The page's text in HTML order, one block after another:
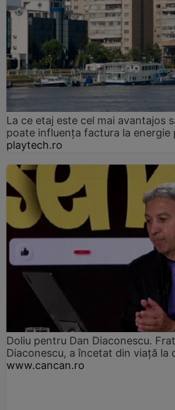
La ce etaj este cel mai avantajos
poate influența factura la
playtech.ro
Doliu pentru Dan Diaconescu.
Diaconescu, a încetat din viață la
www.cancan.ro